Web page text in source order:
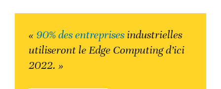
« 90% des entreprisesindustrielles
utiliseront le Edge Computing d’ici
2022. »